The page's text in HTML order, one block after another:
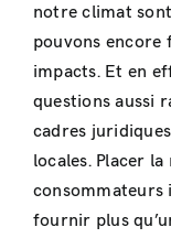
notre climat
pouvons encore
impacts. Et en
questions aussi
cadres
locales. Placer
consommateurs
fournir plus